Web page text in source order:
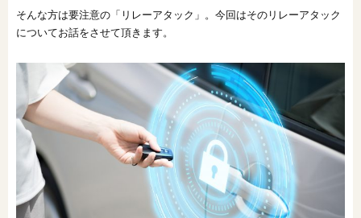
スマートセレクト
土地情報
オンライン相談会
そんな方は要注意の「リレーアタック」。今回はそのリレーアタック
についてお話をさせて頂きます。